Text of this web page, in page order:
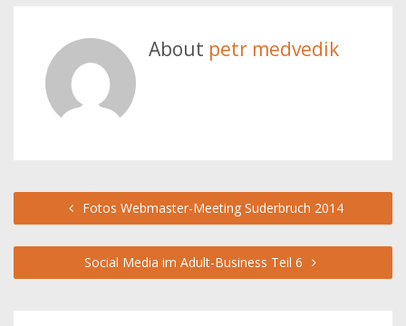
About petr medvedik
Fotos Webmaster-Meeting Suderbruch 2014
Social Media im Adult-Business Teil 6